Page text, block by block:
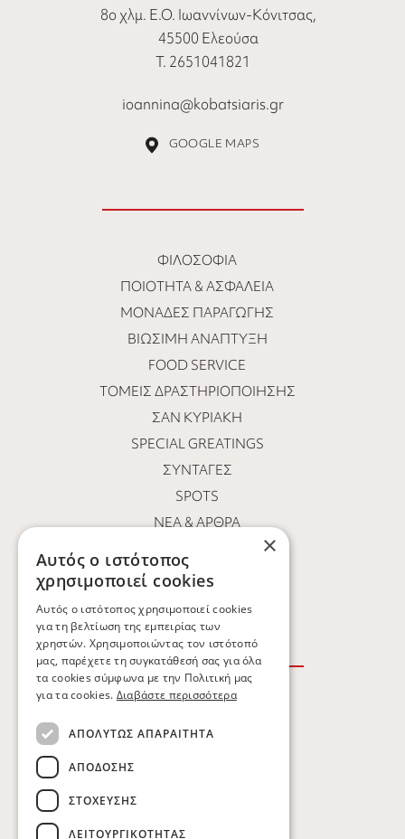
8ο χλμ. Ε.Ο. Ιωαννίνων-Κόνιτσας,
45500 Ελεούσα
Τ. 2651041821
ioannina@kobatsiaris.gr
GOOGLE MAPS
ΦΙΛΟΣΟΦΊΑ
ΠΟΙΌΤΗΤΑ & ΑΣΦΆΛΕΙΑ
ΜΟΝΆΔΕΣ ΠΑΡΑΓΩΓΉΣ
ΒΙΏΣΙΜΗ ΑΝΆΠΤΥΞΗ
FOOD SERVICE
ΤΟΜΕΊΣ ΔΡΑΣΤΗΡΙΟΠΟΊΗΣΗΣ
ΣΑΝ ΚΥΡΙΑΚΉ
SPECIAL GREATINGS
ΣΥΝΤΑΓΈΣ
SPOTS
ΝΕΑ & ΑΡΘΡΑ
ΟΙ ΆΝΘΡΩΠΟΙ ΜΑΣ
ΕΥΚΑΙΡΊΕΣ ΚΑΡΙΈΡΑΣ
ΕΠΙΚΟΙΝΩΝΙΑ
ΠΟΛΙΤΙΚΗ ΑΠΟΡΡΗΤΟΥ
ΠΟΛΙΤΙΚΗ COOKIES
×
Αυτός ο ιστότοπος
χρησιμοποιεί cookies
Αυτός ο ιστότοπος χρησιμοποιεί cookies
για τη βελτίωση της εμπειρίας των
χρηστών. Χρησιμοποιώντας τον ιστότοπό
μας, παρέχετε τη συγκατάθεσή σας για όλα
τα cookies σύμφωνα με την Πολιτική μας
για τα cookies. Διαβάστε περισσότερα
ΑΠΟΛΎΤΩΣ ΑΠΑΡΑΊΤΗΤΑ
ΑΠΌΔΟΣΗΣ
ΣΤΌΧΕΥΣΗΣ
ΛΕΙΤΟΥΡΓΙΚΌΤΗΤΑΣ